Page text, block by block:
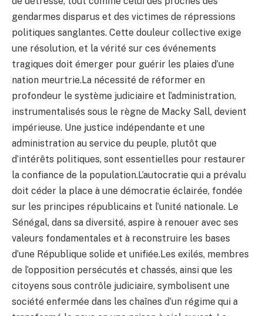
gendarmes disparus et des victimes de répressions
politiques sanglantes. Cette douleur collective exige
une résolution, et la vérité sur ces événements
tragiques doit émerger pour guérir les plaies d’une
nation meurtrie.La nécessité de réformer en
profondeur le système judiciaire et l’administration,
instrumentalisés sous le règne de Macky Sall, devient
impérieuse. Une justice indépendante et une
administration au service du peuple, plutôt que
d’intérêts politiques, sont essentielles pour restaurer
la confiance de la population.L’autocratie qui a prévalu
doit céder la place à une démocratie éclairée, fondée
sur les principes républicains et l’unité nationale. Le
Sénégal, dans sa diversité, aspire à renouer avec ses
valeurs fondamentales et à reconstruire les bases
d’une République solide et unifiée.Les exilés, membres
de l’opposition persécutés et chassés, ainsi que les
citoyens sous contrôle judiciaire, symbolisent une
société enfermée dans les chaînes d’un régime qui a